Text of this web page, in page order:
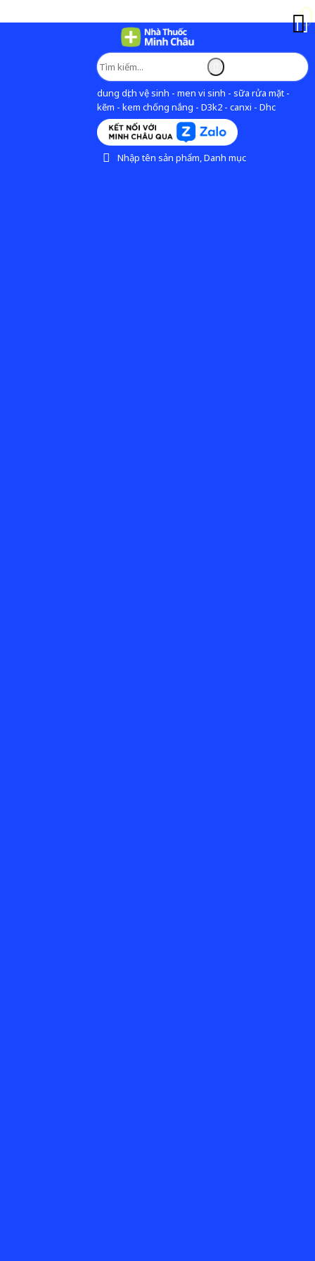
dung dịch vệ sinh - men vi sinh - sữa rửa mặt -
kẽm - kem chống nắng - D3k2 - canxi - Dhc
Nhập tên sản phẩm, Danh mục